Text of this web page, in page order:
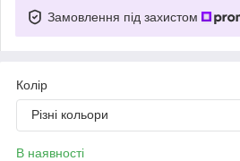
Замовлення під захистом
Колір
Різні кольори
В наявності